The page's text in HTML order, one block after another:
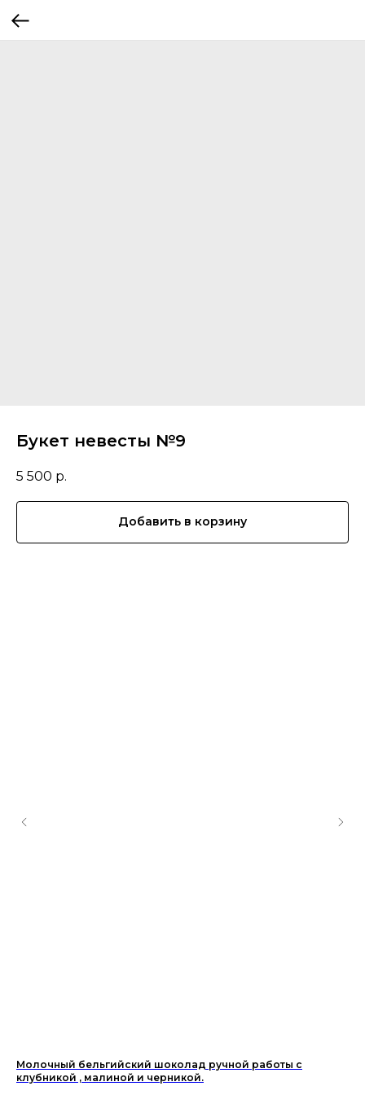
Букет невесты №9
5 500 р.
Добавить в корзину
Молочный бельгийский шоколад ручной работы с
клубникой , малиной и черникой.